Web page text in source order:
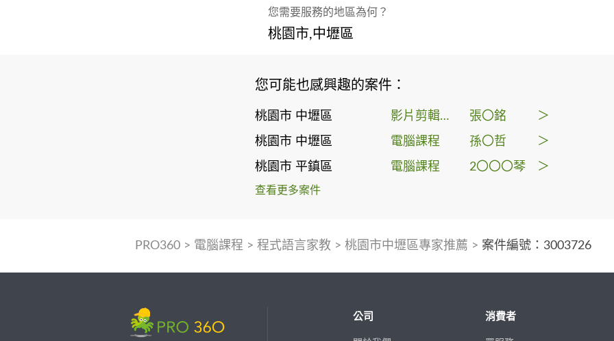
您需要服務的地區為何？
桃園市,中壢區
您可能也感興趣的案件：
桃園市 中壢區 影片剪輯教學 張〇銘 ＞
桃園市 中壢區 電腦課程 孫〇哲 ＞
桃園市 平鎮區 電腦課程 2〇〇〇琴 ＞
查看更多案件
PRO360> 電腦課程 > 程式語言家教> 桃園市中壢區專家推薦 > 案件編號：3003726
公司 消費者